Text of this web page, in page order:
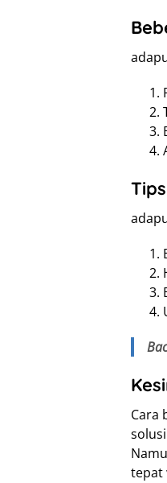
Cara
tepat